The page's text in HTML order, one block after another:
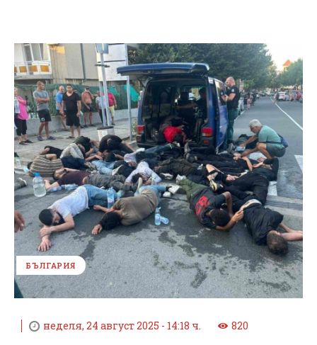
БЪЛГАРИЯ
неделя, 24 август 2025 - 14:18 ч. 820